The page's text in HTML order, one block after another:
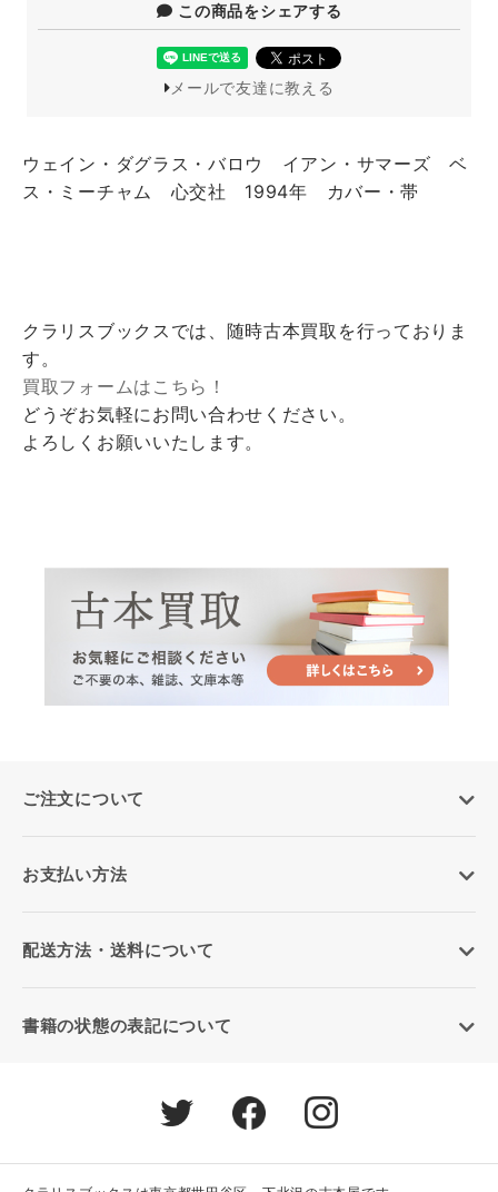
この商品をシェアする
メールで友達に教える
ウェイン・ダグラス・バロウ イアン・サマーズ ベ
ス・ミーチャム 心交社 1994年 カバー・帯
クラリスブックスでは、随時古本買取を行っておりま
す。
買取フォームはこちら！
どうぞお気軽にお問い合わせください。
よろしくお願いいたします。
ご注文について
お支払い方法
配送方法・送料について
書籍の状態の表記について